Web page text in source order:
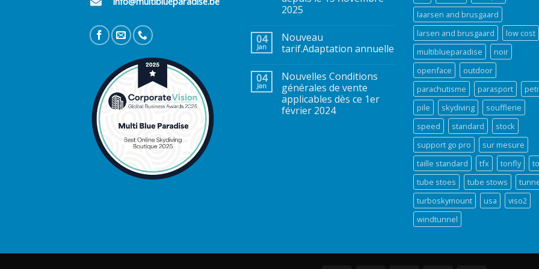
2025
04
Jan
Nouveau
tarif.Adaptation annuelle
04
Jan
Nouvelles Conditions
générales de vente
applicables dès ce 1er
février 2024
laarsen and brusgaard
larsen and brusgaard
low cost
multiblueparadise
noir
openface
outdoor
parachutisme
parasport
pile
skydiving
soufflerie
speed
standard
stock
support go pro
sur mesure
taille standard
tfx tonfly
tube stoes
tube stows
turboskymount
usa
viso2
windtunnel